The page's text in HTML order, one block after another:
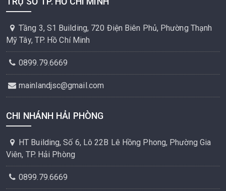
Tầng 3, S1 Building, 720 Điện Biên Phủ, Phường Thạnh
Mỹ Tây, TP. Hồ Chí Minh
0899.79.6669
mainlandjsc@gmail.com
CHI NHÁNH HẢI PHÒNG
HT Building, Số 6, Lô 22B Lê Hồng Phong, Phường Gia
Viên, TP. Hải Phòng
0899.79.6669